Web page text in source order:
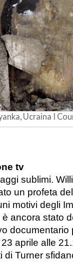
Ucraina I
tv
sublimi.
un profeta
motivi degli
ancora stato
aprile alle
di Turner